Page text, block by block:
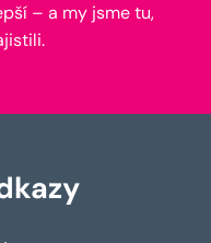
– a my jsme tu,